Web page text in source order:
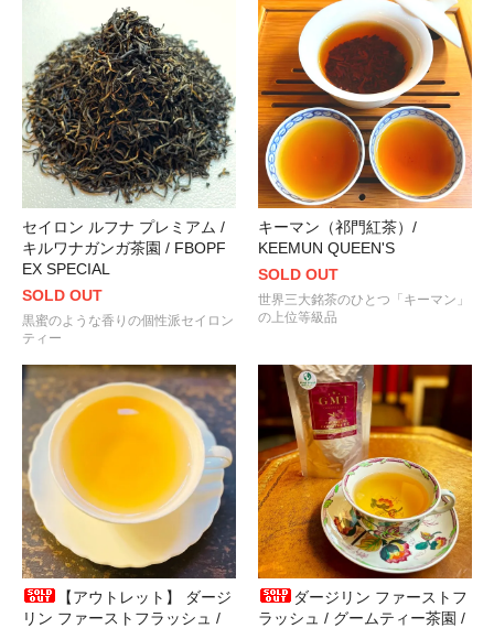
2022.01.01
2022年もよろしくお願いいたします。皆さまにとって 健やかで幸
“新春吉例！ＧＭＴ紅茶の福袋 2022”
好評販売中です。
ＷＥＢショップのすべての商品は、1月7日以降受付順に発送させ
2021.12.29
“新春吉例！ＧＭＴ紅茶の福袋 2022”のご予約販売がスタートしま
2021.12.23
熟れた果実系の甘い薫り！“ネパール / ジュン チヤバリ茶園 / ヒマ
2021.11.05
これぞ本物のラプサンスーチョン！"武夷山紅茶 正山小種 / 龍眼（
2021.10.30
“作り手の情熱 × ＧＭＴのこだわり”
2021.10.06
蜜のような甘みをそなえた人気のアッサム！“アッサム / モカルバ
しました！
2021.09.16
ダージリンの夏摘み新茶“セカンドフラッシュ 2021 / シンゲル茶園
2021.09.03
スリランカを代表する紅茶“セイロン ディンブラ”が入荷しました！
2021.08.14
上品で爽やかな余韻の“ダージリン アリヤ茶園 ダイアモンド”が入
セイロン ルフナ プレミアム /
キルワナガンガ茶園 / FBOPF
EX SPECIAL
SOLD OUT
黒蜜のような香りの個性派セイロン
ティー
キーマン（祁門紅茶）/
KEEMUN QUEEN'S
SOLD OUT
世界三大銘茶のひとつ「キーマン」
の上位等級品
【アウトレット】 ダージ
リン ファーストフラッシュ /
ダージリン ファーストフ
ラッシュ / グームティー茶園 /